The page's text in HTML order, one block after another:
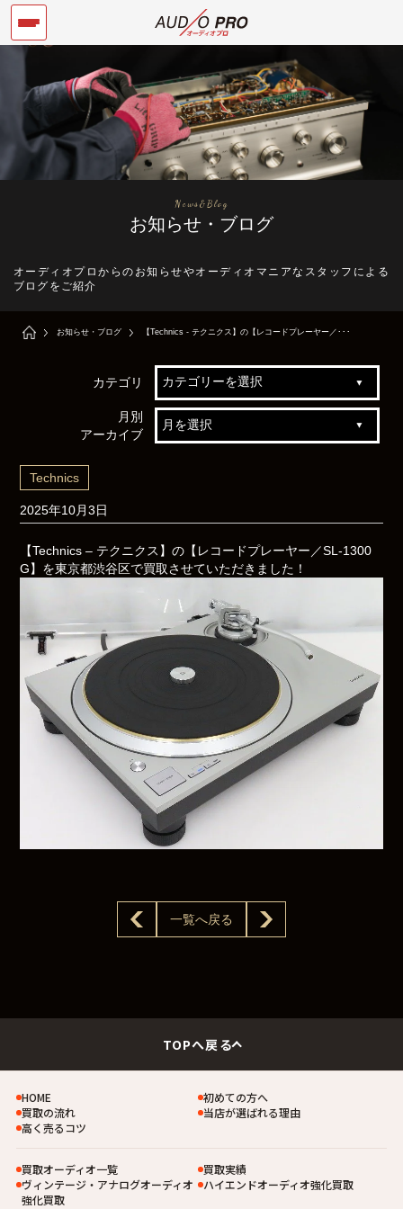
News&Blog
お知らせ・ブログ
オーディオプロからのお知らせやオーディオマニアなスタッフによる
ブログをご紹介
お知らせ・ブログ 【Technics - テクニクス】の【レコードプレーヤー／･･･
カテゴリ
月別
アーカイブ
Technics
2025年10月3日
【Technics – テクニクス】の【レコードプレーヤー／SL-1300
G】を東京都渋谷区で買取させていただきました！
一覧へ戻る
TOPへ戻る
HOME
初めての方へ
買取の流れ
当店が選ばれる理由
高く売るコツ
買取オーディオ一覧
買取実績
ヴィンテージ・アナログオーディオ
強化買取
ハイエンドオーディオ強化買取